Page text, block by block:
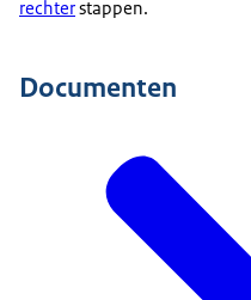
rechterstappen.
Documenten